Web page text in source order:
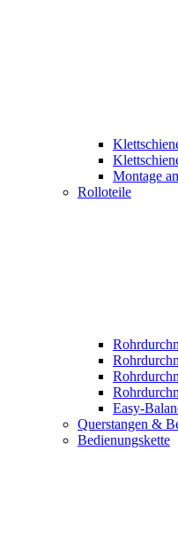
Montage
Rolloteile
Easy-
Querstangen &
Bedienungskette